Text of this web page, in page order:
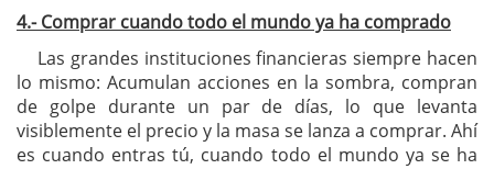
4.- Comprar cuando todo el mundo ya ha comprado
Las grandes instituciones financieras siempre hacen
lo mismo: Acumulan acciones en la sombra, compran
de golpe durante un par de días, lo que levanta
visiblemente el precio y la masa se lanza a comprar. Ahí
es cuando entras tú, cuando todo el mundo ya se ha